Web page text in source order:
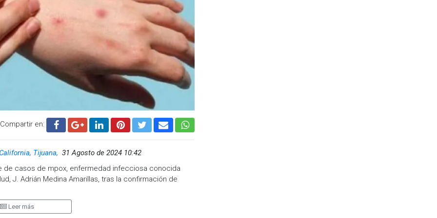
más vulnerables, en particular niños y personas que
la OMS, en los últimos años se ha avanzado en el
de viruela símica y la capacidad de respuesta, que
vacunas contra el virus.
recomendaciones para la prevención de esta
desde 2022 hasta la actualidad se han confirmado en
377 muertes.
| Twitter:@cadena_noticias|
| TikTok:@CadenaNoticias|
Compartir en:
Tijuana, 31 Agosto de 2024 10:42
de casos de mpox, enfermedad infecciosa conocida
J. Adrián Medina Amarillas, tras la confirmación de
de que se están realizando todas las medidas de
Leer más